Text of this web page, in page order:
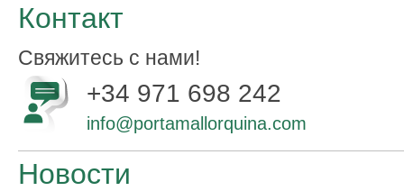
Контакт
Свяжитесь с нами!
+34 971 698 242
info@portamallorquina.com
Новости